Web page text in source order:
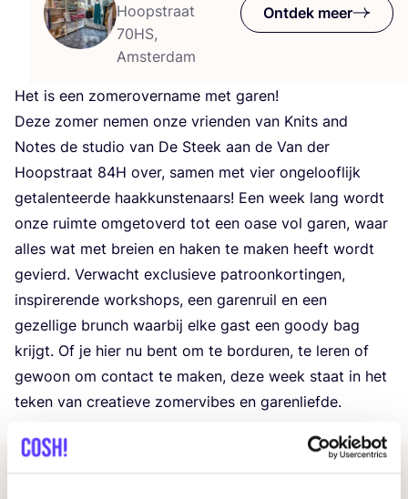
Hoopstraat
70HS,
Amsterdam
Ontdek meer
Het is een zomer­over­na­me met garen!
Deze zomer nemen onze vrien­den van Knits and
Notes de stu­dio van De Steek aan de Van der
Hoop­straat 84H over, samen met vier onge­loof­lijk
geta­len­teer­de haak­kun­ste­naars! Een week lang wordt
onze ruim­te omge­to­verd tot een oase vol garen, waar
alles wat met brei­en en haken te maken heeft wordt
gevierd. Ver­wacht exclu­sie­ve patroon­kor­tin­gen,
inspi­re­ren­de work­shops, een garen­ruil en een
gezel­li­ge brunch waar­bij elke gast een goody bag
krijgt. Of je hier nu bent om te bor­du­ren, te leren of
gewoon om con­tact te maken, deze week staat in het
teken van cre­a­tie­ve zomer­vi­bes en garenliefde.